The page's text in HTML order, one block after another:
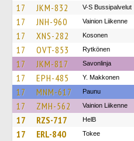
17 JKM-832 V-S Bussipalvelut
17 JNH-960 Vainion Liikenne
17 XNS-282 Kosonen
17 OVT-853 Rytkönen
17 JKM-817 Savonlinja
17 EPH-485 Y. Makkonen
17 MNM-617 Paunu
17 ZMH-562 Vainion Liikenne
17 RZS-717 HelB
17 ERL-840 Tokee